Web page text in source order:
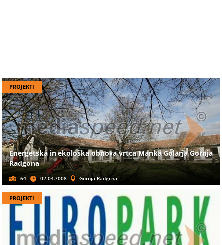
PROJEKTI
Energetska in ekološka obnova vrtca Manka Golarja Gornja
Radgona
64 02.04.2008 Gornja Radgona
PROJEKTI